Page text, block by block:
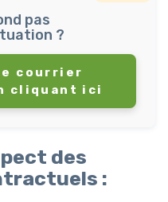
pas
?
courrier
cliquant ici
des
: